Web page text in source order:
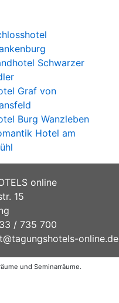
Schwarzer
Graf von
Burg Wanzleben
Hotel am
online
15
/ 735 700
online.de
und Seminarräume.